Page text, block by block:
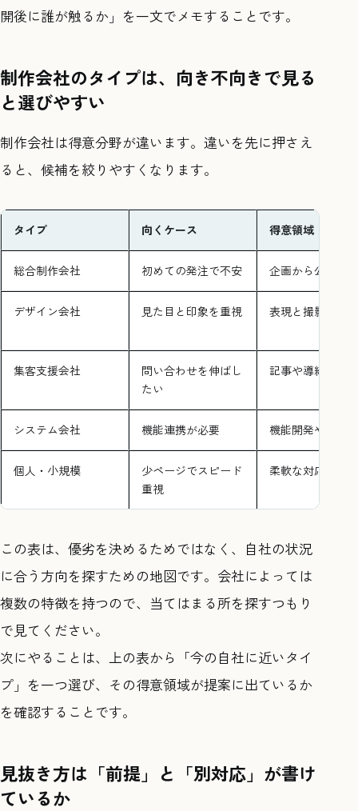
開後に誰が触るか」を一文でメモすることです。
制作会社のタイプは、向き不向きで見る
と選びやすい
制作会社は得意分野が違います。違いを先に押さえ
ると、候補を絞りやすくなります。
タイプ 向くケース 得意領域
総合制作会社 初めての発注で不安 企画から公開ま
デザイン会社 見た目と印象を重視 表現と撮影の提
集客支援会社
問い合わせを伸ばし
たい
記事や導線の設
システム会社 機能連携が必要 機能開発や連携
個人・小規模
少ページでスピード
重視
柔軟な対応
この表は、優劣を決めるためではなく、自社の状況
に合う方向を探すための地図です。会社によっては
複数の特徴を持つので、当てはまる所を探すつもり
で見てください。
次にやることは、上の表から「今の自社に近いタイ
プ」を一つ選び、その得意領域が提案に出ているか
を確認することです。
見抜き方は「前提」と「別対応」が書け
ているか